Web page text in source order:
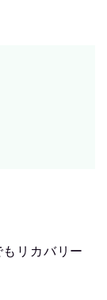
リカバリー